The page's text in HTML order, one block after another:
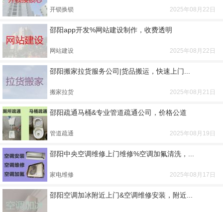
开锁换锁 2025年08月22日
邵阳app开发%网站建设制作，收费透明
网站建设 2025年08月22日
邵阳搬家拉货服务公司|货品搬运，快速上门...
搬家拉货 2025年08月21日
邵阳疏通马桶&专业管道疏通公司，价格公道
管道疏通 2025年08月19日
邵阳中央空调维修上门维修%空调加氟清洗，...
家电维修 2025年08月17日
邵阳空调加冰附近上门&空调维修安装，附近...